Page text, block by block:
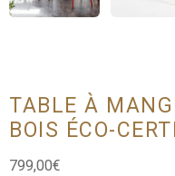
TABLE À
BOIS ÉCO-
799,00€